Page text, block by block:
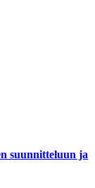
suunnitteluun ja